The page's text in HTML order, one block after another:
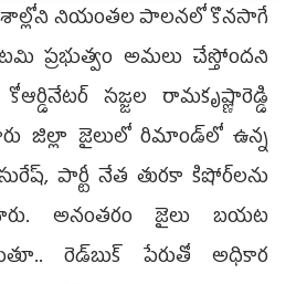
నియంతల పాలనలో కొనసాగే
ప్రభుత్వం అమలు చేస్తోందని
సజ్జల రామకృష్ణారెడ్డి
జిల్లా జైలులో రిమాండ్‌లో ఉన్న
పార్టీ నేత తురకా కిషోర్‌లను
అనంతరం జైలు బయట
రెడ్‌బుక్ పేరుతో అధికార